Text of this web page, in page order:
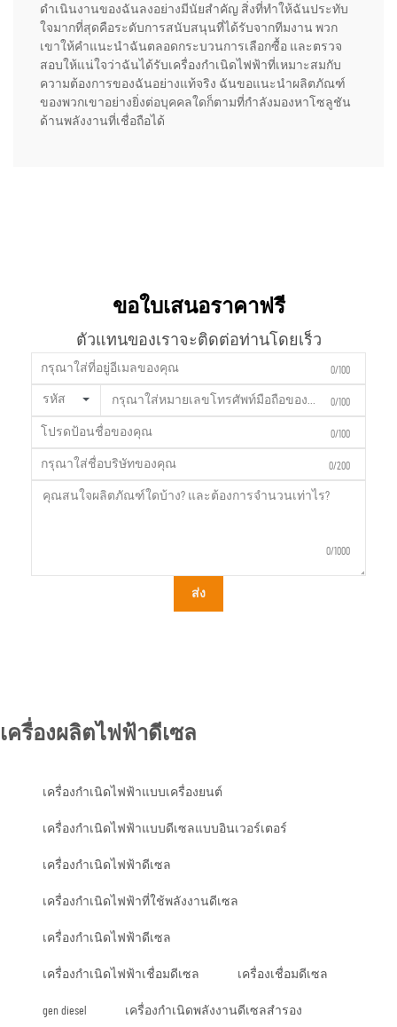
ดำเนินงานของฉันลงอย่างมีนัยสำคัญ สิ่งที่ทำให้ฉันประทับ
ใจมากที่สุดคือระดับการสนับสนุนที่ได้รับจากทีมงาน พวก
เขาให้คำแนะนำฉันตลอดกระบวนการเลือกซื้อ และตรวจ
สอบให้แน่ใจว่าฉันได้รับเครื่องกำเนิดไฟฟ้าที่เหมาะสมกับ
ความต้องการของฉันอย่างแท้จริง ฉันขอแนะนำผลิตภัณฑ์
ของพวกเขาอย่างยิ่งต่อบุคคลใดก็ตามที่กำลังมองหาโซลูชัน
ด้านพลังงานที่เชื่อถือได้
ขอใบเสนอราคาฟรี
ตัวแทนของเราจะติดต่อท่านโดยเร็ว
0/100
รหัส 0/100
0/100
0/200
0/1000
ส่ง
เครื่องผลิตไฟฟ้าดีเซล
เครื่องกำเนิดไฟฟ้าแบบเครื่องยนต์
เครื่องกำเนิดไฟฟ้าแบบดีเซลแบบอินเวอร์เตอร์
เครื่องกำเนิดไฟฟ้าดีเซล
เครื่องกำเนิดไฟฟ้าที่ใช้พลังงานดีเซล
เครื่องกำเนิดไฟฟ้าดีเซล
เครื่องกำเนิดไฟฟ้าเชื่อมดีเซล เครื่องเชื่อมดีเซล
gen diesel เครื่องกำเนิดพลังงานดีเซลสำรอง